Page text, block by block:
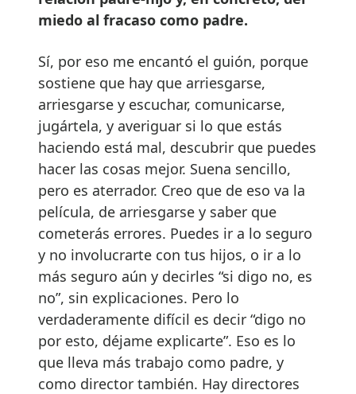
miedo al fracaso como padre.
Sí, por eso me encantó el guión, porque
sostiene que hay que arriesgarse,
arriesgarse y escuchar, comunicarse,
jugártela, y averiguar si lo que estás
haciendo está mal, descubrir que puedes
hacer las cosas mejor. Suena sencillo,
pero es aterrador. Creo que de eso va la
película, de arriesgarse y saber que
cometerás errores. Puedes ir a lo seguro
y no involucrarte con tus hijos, o ir a lo
más seguro aún y decirles “si digo no, es
no”, sin explicaciones. Pero lo
verdaderamente difícil es decir “digo no
por esto, déjame explicarte”. Eso es lo
que lleva más trabajo como padre, y
como director también. Hay directores